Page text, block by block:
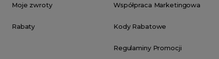
Moje zwroty
Rabaty
Współpraca Marketingowa
Kody Rabatowe
Regulaminy Promocji